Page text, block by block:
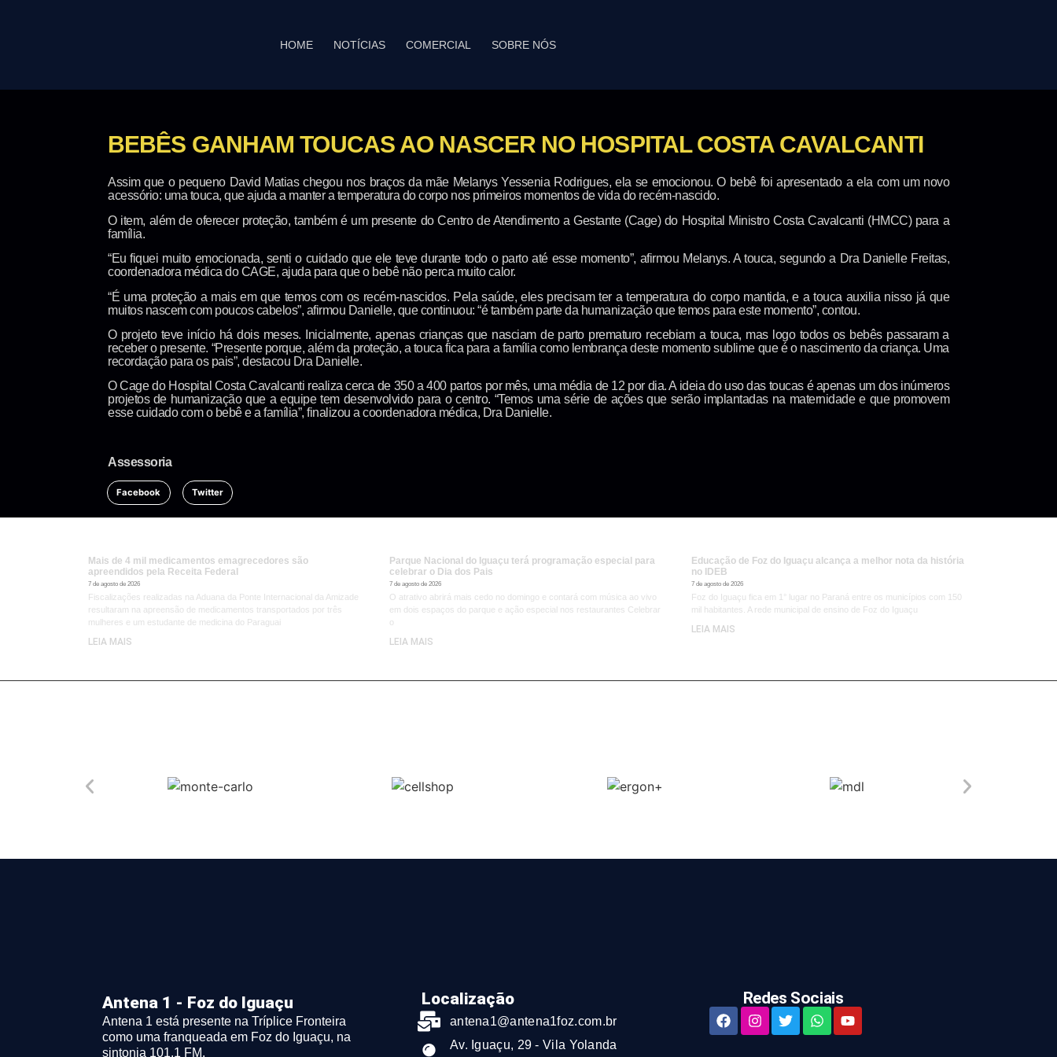
HOME NOTÍCIAS COMERCIAL SOBRE NÓS
BEBÊS GANHAM TOUCAS AO NASCER NO HOSPITAL COSTA CAVALCANTI
Assim que o pequeno David Matias chegou nos braços da mãe Melanys Yessenia Rodrigues, ela se emocionou. O bebê foi apresentado a ela com um novo
acessório: uma touca, que ajuda a manter a temperatura do corpo nos primeiros momentos de vida do recém-nascido.
O item, além de oferecer proteção, também é um presente do Centro de Atendimento a Gestante (Cage) do Hospital Ministro Costa Cavalcanti (HMCC) para a
família.
“Eu fiquei muito emocionada, senti o cuidado que ele teve durante todo o parto até esse momento”, afirmou Melanys. A touca, segundo a Dra Danielle Freitas,
coordenadora médica do CAGE, ajuda para que o bebê não perca muito calor.
“É uma proteção a mais em que temos com os recém-nascidos. Pela saúde, eles precisam ter a temperatura do corpo mantida, e a touca auxilia nisso já que
muitos nascem com poucos cabelos”, afirmou Danielle, que continuou: “é também parte da humanização que temos para este momento”, contou.
O projeto teve início há dois meses. Inicialmente, apenas crianças que nasciam de parto prematuro recebiam a touca, mas logo todos os bebês passaram a
receber o presente. “Presente porque, além da proteção, a touca fica para a família como lembrança deste momento sublime que é o nascimento da criança. Uma
recordação para os pais”, destacou Dra Danielle.
O Cage do Hospital Costa Cavalcanti realiza cerca de 350 a 400 partos por mês, uma média de 12 por dia. A ideia do uso das toucas é apenas um dos inúmeros
projetos de humanização que a equipe tem desenvolvido para o centro. “Temos uma série de ações que serão implantadas na maternidade e que promovem
esse cuidado com o bebê e a família”, finalizou a coordenadora médica, Dra Danielle.
Assessoria
Facebook Twitter
Mais de 4 mil medicamentos emagrecedores são
apreendidos pela Receita Federal
7 de agosto de 2026
Fiscalizações realizadas na Aduana da Ponte Internacional da Amizade
resultaram na apreensão de medicamentos transportados por três
mulheres e um estudante de medicina do Paraguai
LEIA MAIS
Parque Nacional do Iguaçu terá programação especial para
celebrar o Dia dos Pais
7 de agosto de 2026
O atrativo abrirá mais cedo no domingo e contará com música ao vivo
em dois espaços do parque e ação especial nos restaurantes Celebrar
o
LEIA MAIS
Educação de Foz do Iguaçu alcança a melhor nota da história
no IDEB
7 de agosto de 2026
Foz do Iguaçu fica em 1° lugar no Paraná entre os municípios com 150
mil habitantes. A rede municipal de ensino de Foz do Iguaçu
LEIA MAIS
Antena 1 - Foz do Iguaçu
Antena 1 está presente na Tríplice Fronteira
como uma franqueada em Foz do Iguaçu, na
sintonia 101.1 FM.
Localização
antena1@antena1foz.com.br
Av. Iguaçu, 29 - Vila Yolanda
Redes Sociais